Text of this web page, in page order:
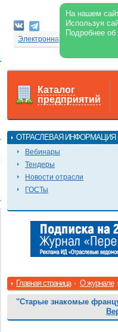
На нашем
Используя
Подробнее
Электронная версия
Каталог
предприятий
ОТРАСЛЕВАЯ ИНФОРМАЦИЯ
Вебинары
Тендеры
Новости отрасли
ГОСТы
Главная страница О журнале
"Старые знакомые